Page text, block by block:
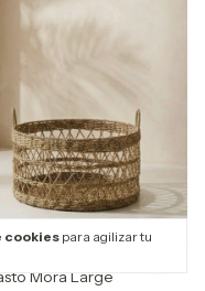
cookies para agilizar tu
Mora Large